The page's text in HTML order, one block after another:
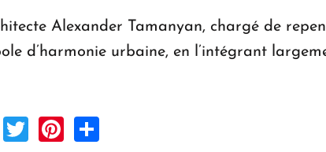
Alexander Tamanyan, chargé de
d’harmonie urbaine, en l’intégrant
Facebook
TwitterPinterest